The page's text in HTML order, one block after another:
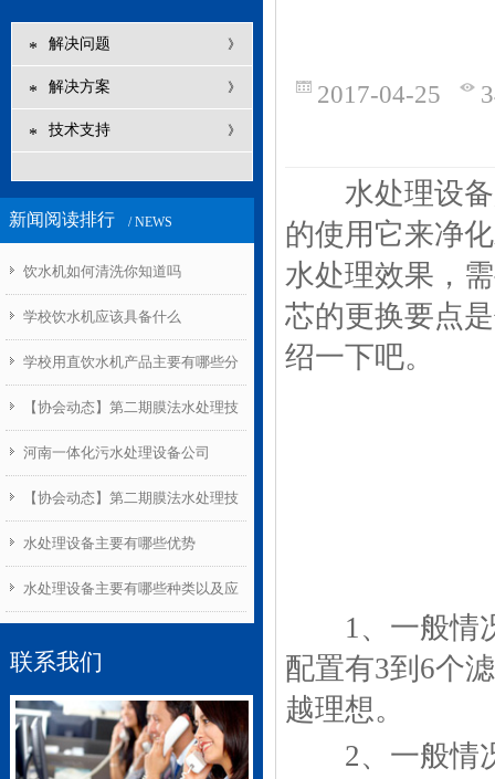
1
* 解决问题 》
* 解决方案 》
* 技术支持 》
新闻阅读排行 / NEWS
饮水机如何清洗你知道吗
学校饮水机应该具备什么
学校用直饮水机产品主要有哪些分
类【协会动态】第二期膜法水处理技
能培训及国家职业资格认证班开班
河南一体化污水处理设备公司
【协会动态】第二期膜法水处理技
能培训及国家职业资格认证班开班
水处理设备主要有哪些优势
水处理设备主要有哪些种类以及应
联系我们
2017-04-25
水处理设备
的使用它来净
水处理效果，
芯的更换要点
绍一下吧。
1、一般情况
配置有3到6个
越理想。
2、一般情况